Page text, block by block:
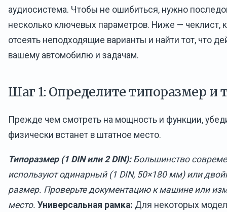
аудиосистема. Чтобы не ошибиться, нужно
несколько ключевых параметров. Ниже — чеклист,
отсеять неподходящие варианты и найти тот, что
вашему автомобилю и задачам.
Шаг 1: Определите типоразмер и
Прежде чем смотреть на мощность и функции,
физически встанет в штатное место.
Типоразмер (1 DIN или 2 DIN):Большинство
используют одинарный (1 DIN, 50×180 мм) или
размер. Проверьте документацию к машине или
место. Универсальная рамка: Для некоторых